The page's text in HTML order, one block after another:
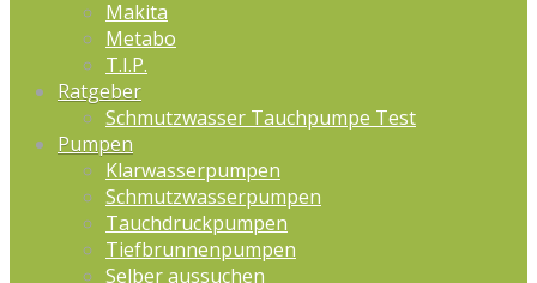
Makita
Metabo
T.I.P.
Ratgeber
Schmutzwasser Tauchpumpe Test
Pumpen
Klarwasserpumpen
Schmutzwasserpumpen
Tauchdruckpumpen
Tiefbrunnenpumpen
Selber aussuchen